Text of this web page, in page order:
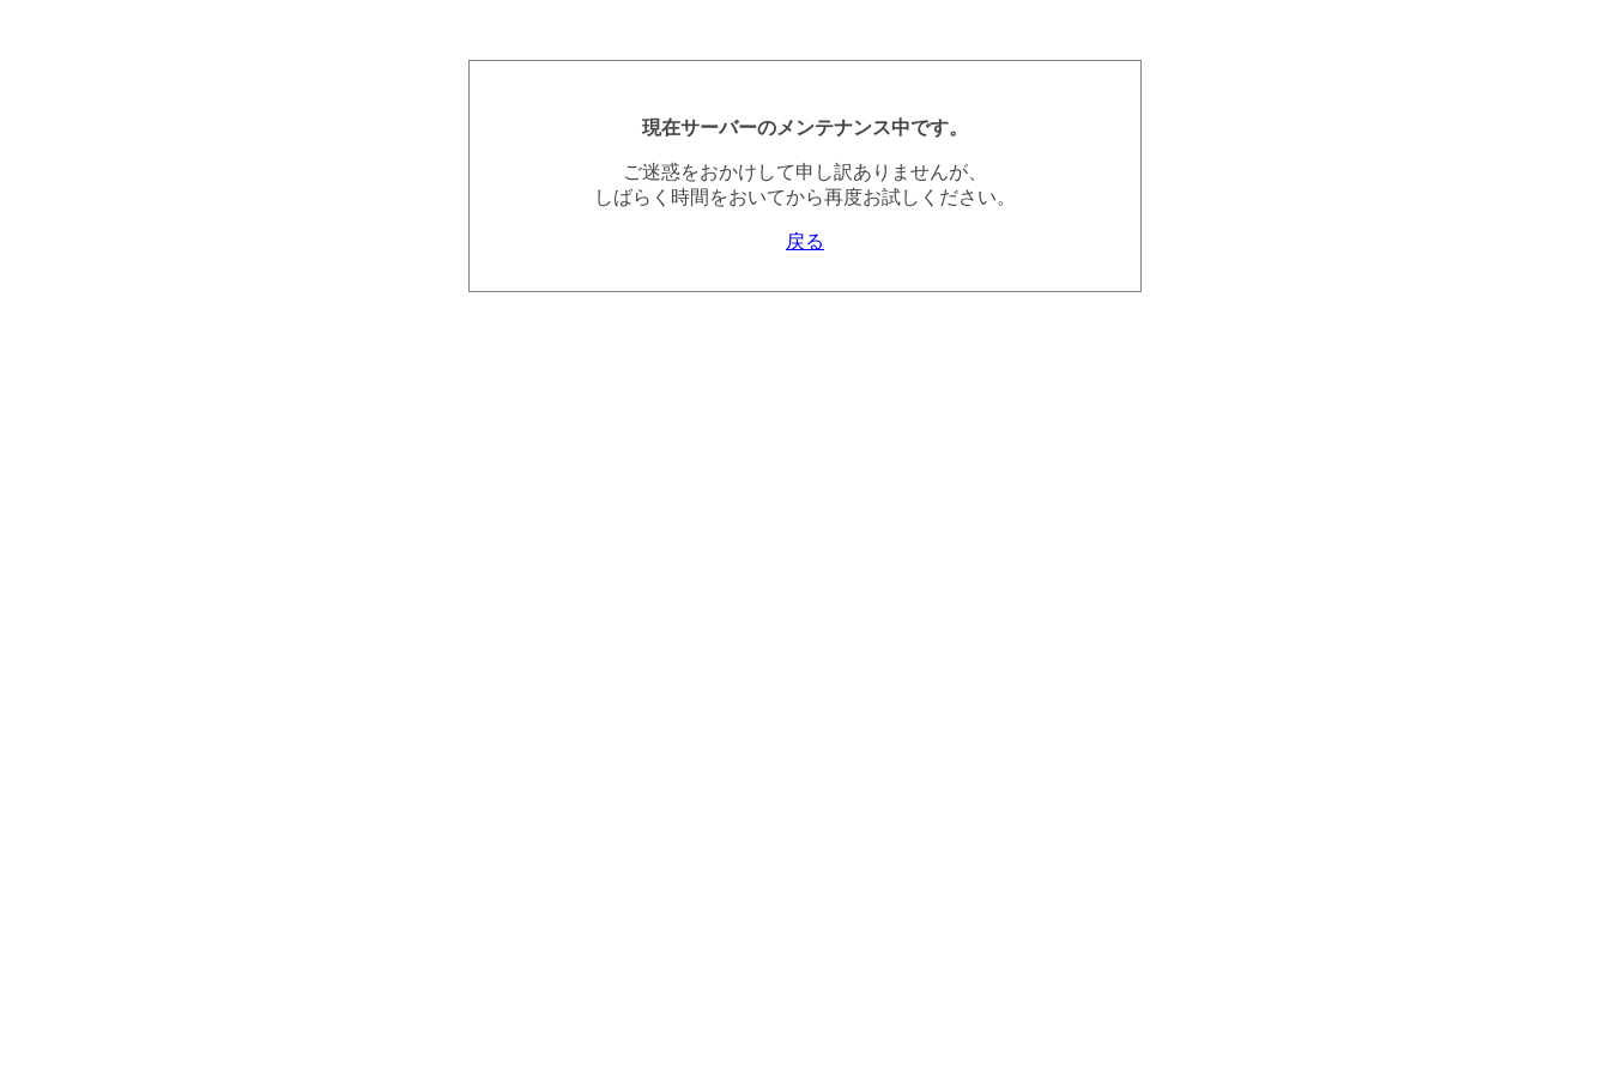
現在サーバーのメンテナンス中です。
ご迷惑をおかけして申し訳ありませんが、
しばらく時間をおいてから再度お試しください。
戻る